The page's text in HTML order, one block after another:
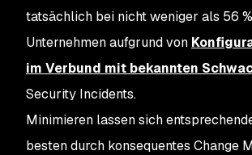
tatsächlich bei nicht weniger als 56
Unternehmen aufgrund von
im Verbund mit bekannten
Security Incidents.
Minimieren lassen sich
besten durch konsequentes Change